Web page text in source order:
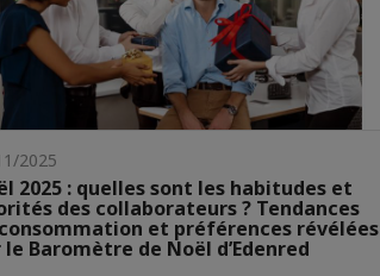
2025
2025 : quelles sont les habitudes et
des collaborateurs ? Tendances
et préférences révélées
le Baromètre de Noël d’Edenred